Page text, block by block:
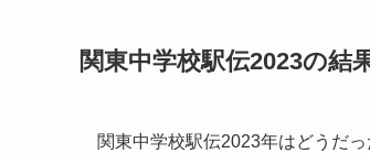
関東中学校駅伝2023の結
関東中学校駅伝2023年はどうだっ